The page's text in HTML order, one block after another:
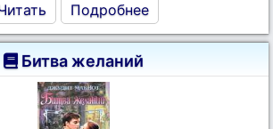
Подробнее
Битва желаний